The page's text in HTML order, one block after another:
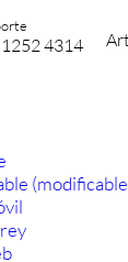
4314